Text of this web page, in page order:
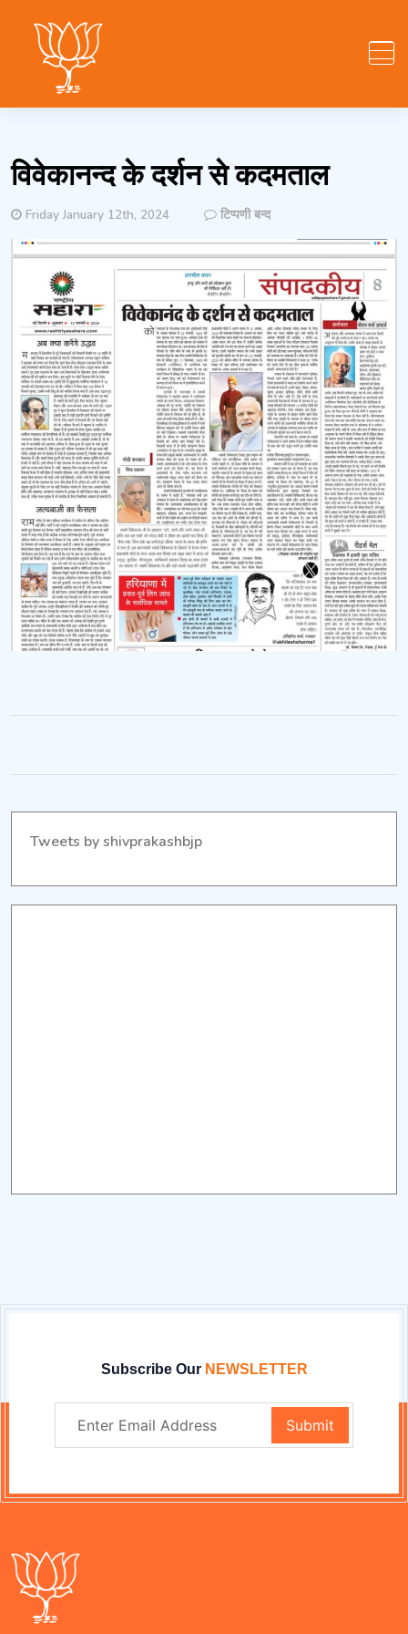
content
विवेकानन्द के दर्शन से कदमताल
Friday January 12th, 2024 टिप्पणी बन्दविवेकानन्द
दर्शन
से
कदमताल
में
Tweets by shivprakashbjp
Subscribe Our NEWSLETTER